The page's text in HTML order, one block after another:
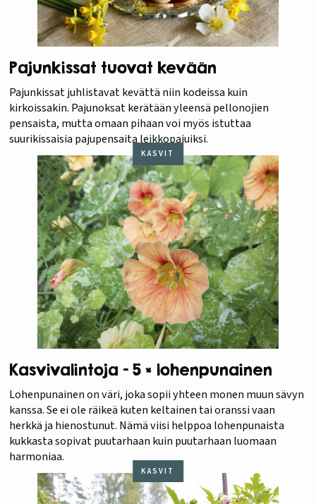
Pajunkissat tuovat kevään
Pajunkissat juhlistavat kevättä niin kodeissa kuin
kirkoissakin. Pajunoksat kerätään yleensä pellonojien
pensaista, mutta omaan pihaan voi myös istuttaa
suurikissaisia pajupensaita leikkopajuiksi.
KASVIT
Kasvivalintoja – 5 × lohenpunainen
Lohenpunainen on väri, joka sopii yhteen monen muun sävyn
kanssa. Se ei ole räikeä kuten keltainen tai oranssi vaan
herkkä ja hienostunut. Nämä viisi helppoa lohenpunaista
kukkasta sopivat puutarhaan kuin puutarhaan luomaan
harmoniaa.
KASVIT